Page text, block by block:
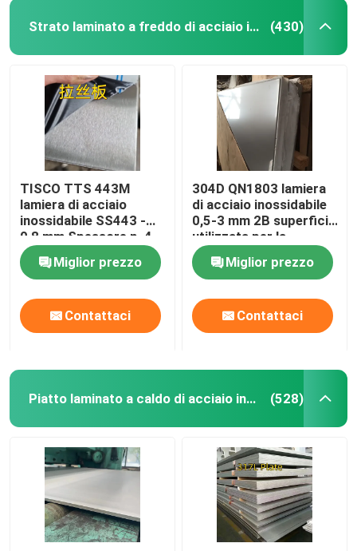
Strato laminato a freddo di acciaio inossidabile (430)
TISCO TTS 443M
lamiera di acciaio
inossidabile SS443 -
0,8 mm Spessore n. 4
Finitura e rivestimento
protettivoMiglior prezzo
Contattaci
304D QN1803 lamiera
di acciaio inossidabile
0,5-3 mm 2B superficie
utilizzata per la
costruzione di pareti
del tettoMiglior prezzo
Contattaci
Piatto laminato a caldo di acciaio inossidabile (528)